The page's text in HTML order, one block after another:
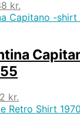
kr..
kr.
aktuelle
385,88 kr..
kr.
aktuelle